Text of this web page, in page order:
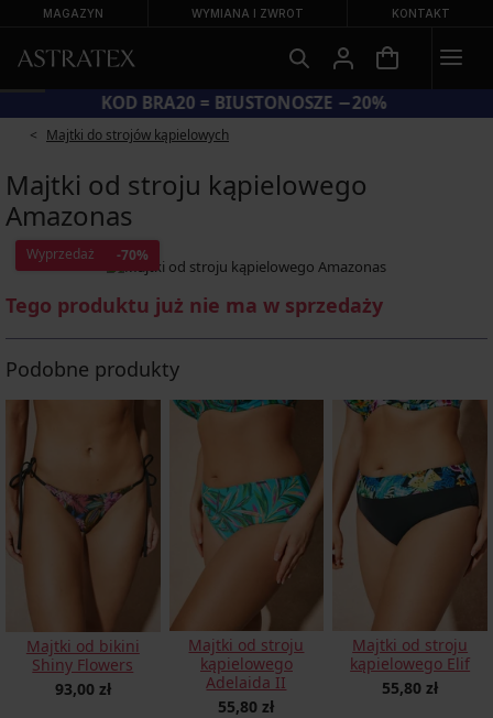
MAGAZYN WYMIANA I ZWROT KONTAKT
KOD BRA20 = BIUSTONOSZE −20%
Majtki do strojów kąpielowych
Majtki od stroju kąpielowego
Amazonas
Wyprzedaż -70%
Tego produktu już nie ma w sprzedaży
Podobne produkty
Majtki od bikini
Shiny Flowers
93,00 zł
Majtki od stroju
kąpielowego
Adelaida II
55,80 zł
Majtki od stroju
kąpielowego Elif
55,80 zł